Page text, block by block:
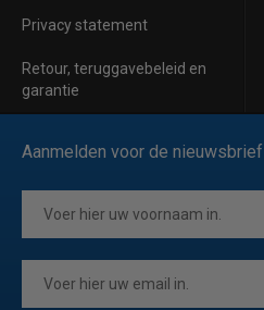
Privacy statement
Retour, teruggavebeleid en
garantie
Aanmelden voor de nieuwsbrief